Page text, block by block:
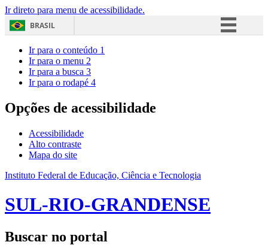
Ir direto para menu de acessibilidade.
BRASIL
Acesso à informação
Ir para o conteúdo 1
Ir para o menu 2
Ir para a busca 3
Ir para o rodapé 4
Opções de acessibilidade
Acessibilidade
Alto contraste
Mapa do site
Instituto Federal de Educação, Ciência e Tecnologia
SUL-RIO-GRANDENSE
Buscar no portal